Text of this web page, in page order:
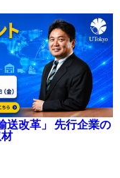
送改革」 先行企業の